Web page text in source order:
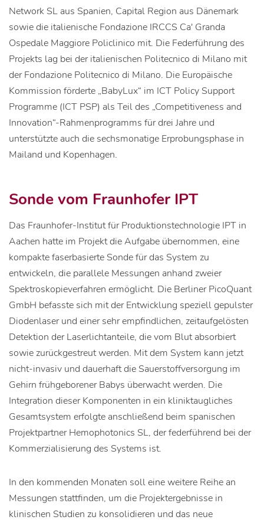
Network SL aus Spanien, Capital Region aus Dänemark
sowie die italienische Fondazione IRCCS Ca' Granda
Ospedale Maggiore Policlinico mit. Die Federführung des
Projekts lag bei der italienischen Politecnico di Milano mit
der Fondazione Politecnico di Milano. Die Europäische
Kommission förderte „BabyLux“ im ICT Policy Support
Programme (ICT PSP) als Teil des „Competitiveness and
Innovation“-Rahmenprogramms für drei Jahre und
unterstützte auch die sechsmonatige Erprobungsphase in
Mailand und Kopenhagen.
Sonde vom Fraunhofer IPT
Das Fraunhofer-Institut für Produktionstechnologie IPT in
Aachen hatte im Projekt die Aufgabe übernommen, eine
kompakte faserbasierte Sonde für das System zu
entwickeln, die parallele Messungen anhand zweier
Spektroskopieverfahren ermöglicht. Die Berliner PicoQuant
GmbH befasste sich mit der Entwicklung speziell gepulster
Diodenlaser und einer sehr empfindlichen, zeitaufgelösten
Detektion der Laserlichtanteile, die vom Blut absorbiert
sowie zurückgestreut werden. Mit dem System kann jetzt
nicht-invasiv und dauerhaft die Sauerstoffversorgung im
Gehirn frühgeborener Babys überwacht werden. Die
Integration dieser Komponenten in ein kliniktaugliches
Gesamtsystem erfolgte anschließend beim spanischen
Projektpartner Hemophotonics SL, der federführend bei der
Kommerzialisierung des Systems ist.
In den kommenden Monaten soll eine weitere Reihe an
Messungen stattfinden, um die Projektergebnisse in
klinischen Studien zu konsolidieren und das neue